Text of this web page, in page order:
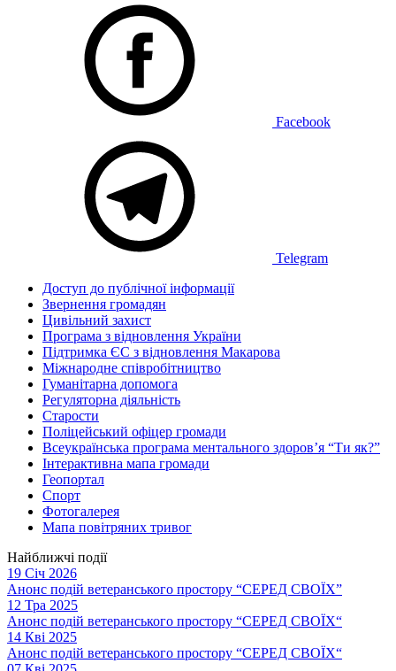
Facebook
Telegram
Доступ до публічної інформації
Звернення громадян
Цивільний захист
Програма з відновлення України
Підтримка ЄС з відновлення Макарова
Міжнародне співробітництво
Гуманітарна допомога
Регуляторна діяльність
Старости
Поліцейський офіцер громади
Всеукраїнська програма ментального здоров’я “Ти як?”
Інтерактивна мапа громади
Геопортал
Спорт
Фотогалерея
Мапа повітряних тривог
Найближчі події
19 Січ 2026
Анонс подій ветеранського простору “СЕРЕД СВОЇХ”
12 Тра 2025
Анонс подій ветеранського простору “СЕРЕД СВОЇХ“
14 Кві 2025
Анонс подій ветеранського простору “СЕРЕД СВОЇХ“